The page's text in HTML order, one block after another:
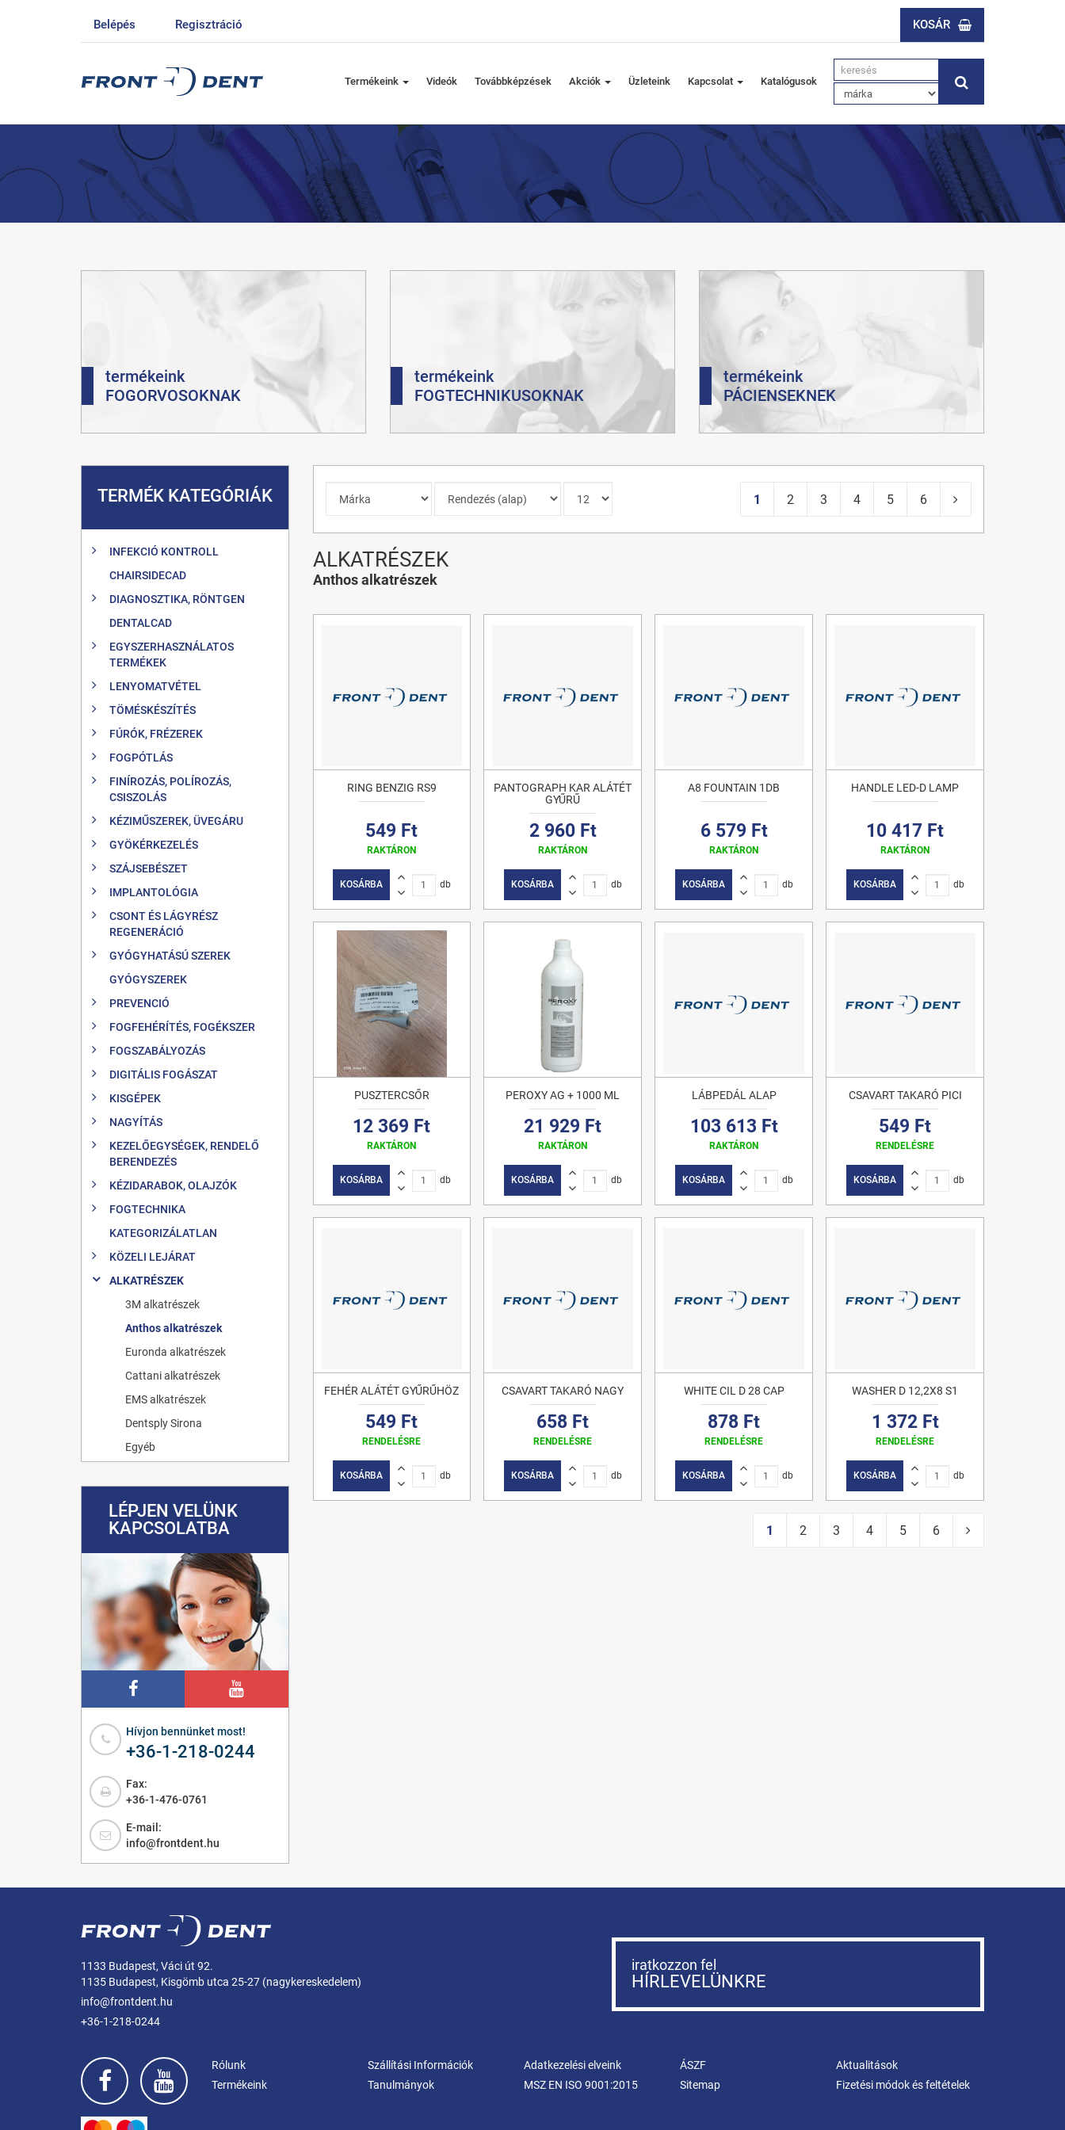
Belépés Regisztráció KOSÁR
Termékeink Videók Továbbképzések Akciók Üzleteink Kapcsolat Katalógusok
termékeink
FOGORVOSOKNAK
termékeink
FOGTECHNIKUSOKNAK
termékeink
PÁCIENSEKNEK
TERMÉK KATEGÓRIÁK
INFEKCIÓ KONTROLL
CHAIRSIDECAD
DIAGNOSZTIKA, RÖNTGEN
DENTALCAD
EGYSZERHASZNÁLATOS
TERMÉKEK
LENYOMATVÉTEL
TÖMÉSKÉSZÍTÉS
FÚRÓK, FRÉZEREK
FOGPÓTLÁS
FINÍROZÁS, POLÍROZÁS,
CSISZOLÁS
KÉZIMŰSZEREK, ÜVEGÁRU
GYÖKÉRKEZELÉS
SZÁJSEBÉSZET
IMPLANTOLÓGIA
CSONT ÉS LÁGYRÉSZ
REGENERÁCIÓ
GYÓGYHATÁSÚ SZEREK
GYÓGYSZEREK
PREVENCIÓ
FOGFEHÉRÍTÉS, FOGÉKSZER
FOGSZABÁLYOZÁS
DIGITÁLIS FOGÁSZAT
KISGÉPEK
NAGYÍTÁS
KEZELŐEGYSÉGEK, RENDELŐ
BERENDEZÉS
KÉZIDARABOK, OLAJZÓK
FOGTECHNIKA
KATEGORIZÁLATLAN
KÖZELI LEJÁRAT
ALKATRÉSZEK
3M alkatrészek
Anthos alkatrészek
Euronda alkatrészek
Cattani alkatrészek
EMS alkatrészek
Dentsply Sirona
Egyéb
LÉPJEN VELÜNK
KAPCSOLATBA
Hívjon bennünket most!
+36-1-218-0244
Fax:
+36-1-476-0761
E-mail:
info@frontdent.hu
1 2 3 4 5 6
ALKATRÉSZEK
Anthos alkatrészek
RING BENZIG RS9
549 Ft
RAKTÁRON
KOSÁRBA db
PANTOGRAPH KAR ALÁTÉT
GYŰRŰ
2 960 Ft
RAKTÁRON
KOSÁRBA db
A8 FOUNTAIN 1DB
6 579 Ft
RAKTÁRON
KOSÁRBA db
HANDLE LED-D LAMP
10 417 Ft
RAKTÁRON
KOSÁRBA db
PUSZTERCSŐR
12 369 Ft
RAKTÁRON
KOSÁRBA db
PEROXY AG + 1000 ML
21 929 Ft
RAKTÁRON
KOSÁRBA db
LÁBPEDÁL ALAP
103 613 Ft
RAKTÁRON
KOSÁRBA db
CSAVART TAKARÓ PICI
549 Ft
RENDELÉSRE
KOSÁRBA db
FEHÉR ALÁTÉT GYŰRŰHÖZ
549 Ft
RENDELÉSRE
KOSÁRBA db
CSAVART TAKARÓ NAGY
658 Ft
RENDELÉSRE
KOSÁRBA db
WHITE CIL D 28 CAP
878 Ft
RENDELÉSRE
KOSÁRBA db
WASHER D 12,2X8 S1
1 372 Ft
RENDELÉSRE
KOSÁRBA db
1 2 3 4 5 6
1133 Budapest, Váci út 92.
1135 Budapest, Kisgömb utca 25-27 (nagykereskedelem)
info@frontdent.hu
+36-1-218-0244
iratkozzon fel
HÍRLEVELÜNKRE
Rólunk Szállítási Információk Adatkezelési elveink ÁSZF
Aktualitások
Termékeink
Tanulmányok MSZ EN ISO 9001:2015 Sitemap Fizetési módok és feltételek